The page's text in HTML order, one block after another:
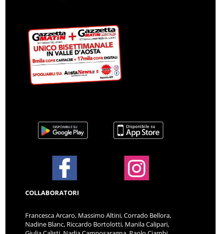
COLLABORATORI
Francesca Arcaro, Massimo Altini, Corrado Bellora,
Nadine Blanc, Riccardo Bortolotti, Manila Calipari,